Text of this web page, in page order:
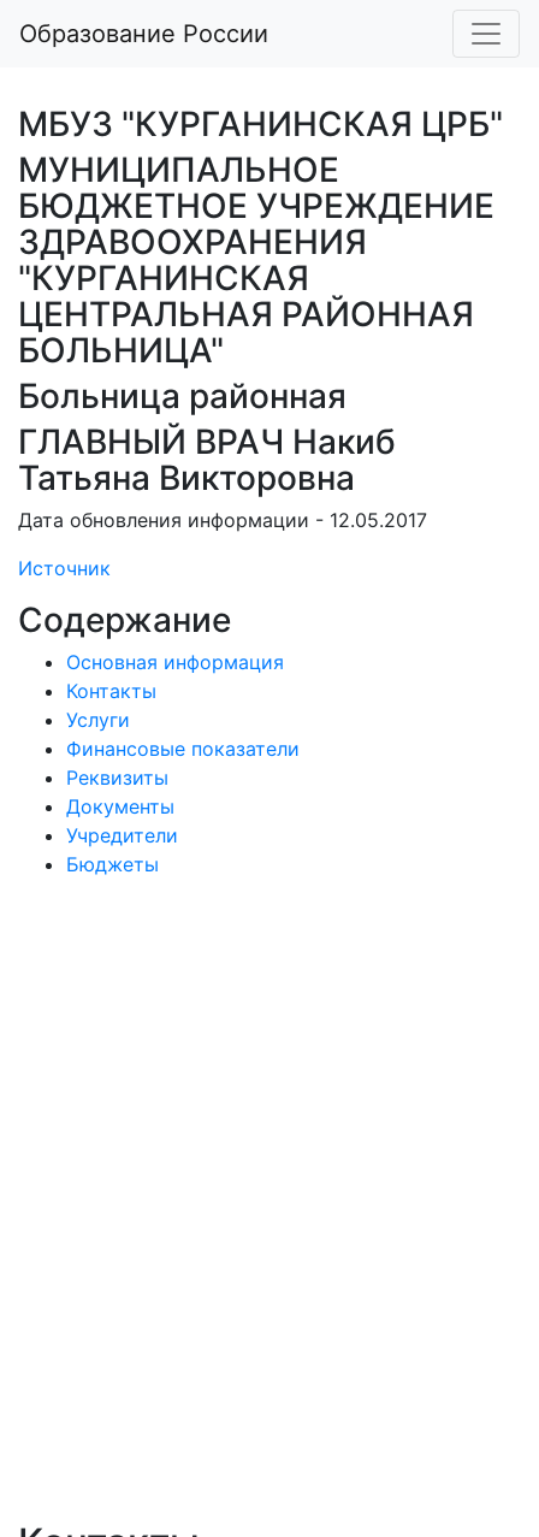
Образование России
МБУЗ "КУРГАНИНСКАЯ ЦРБ"
МУНИЦИПАЛЬНОЕ
БЮДЖЕТНОЕ УЧРЕЖДЕНИЕ
ЗДРАВООХРАНЕНИЯ
"КУРГАНИНСКАЯ
ЦЕНТРАЛЬНАЯ РАЙОННАЯ
БОЛЬНИЦА"
Больница районная
ГЛАВНЫЙ ВРАЧ Накиб
Татьяна Викторовна
Дата обновления информации - 12.05.2017
Источник
Содержание
Основная информация
Контакты
Услуги
Финансовые показатели
Реквизиты
Документы
Учредители
Бюджеты